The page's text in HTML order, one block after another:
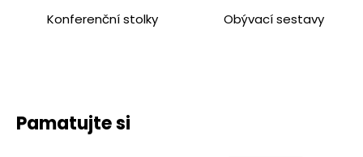
Konferenční stolky Obývací sestavy
Pamatujte si